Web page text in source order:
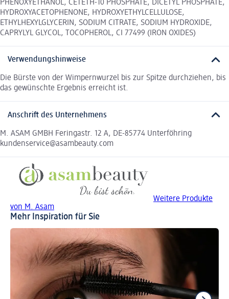
PHENOXYETHANOL, CETETH-10 PHOSPHATE, DICETYL PHOSPHATE,
HYDROXYACETOPHENONE, HYDROXYETHYLCELLULOSE,
ETHYLHEXYLGLYCERIN, SODIUM CITRATE, SODIUM HYDROXIDE,
CAPRYLYL GLYCOL, TOCOPHEROL, CI 77499 (IRON OXIDES)
Verwendungshinweise
Die Bürste von der Wimpernwurzel bis zur Spitze durchziehen, bis
das gewünschte Ergebnis erreicht ist.
Anschrift des Unternehmens
M. ASAM GMBH Feringastr. 12 A, DE-85774 Unterföhring
kundenservice@asambeauty.com
Weitere Produkte
von M. Asam
Mehr Inspiration für Sie